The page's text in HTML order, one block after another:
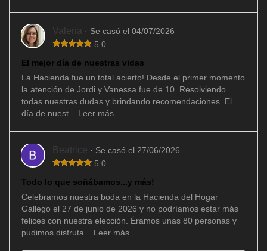
Valeria · Se casó el 04/07/2026
5.0
El mejor día de nuestras vidas
La Hacienda fue un total acierto! Desde el primer momento
la atención de Jordi y Vanessa fue de 10. Resolviendo
todas nuestras dudas y brindando recomendaciones. El
día de nuest... Leer más
Beatrice · Se casó el 27/06/2026
5.0
Todo lo que soñábamos...y más!
Celebramos nuestra boda en la Hacienda del Hogar
Gallego el 27 de junio de 2026 y no podríamos estar más
felices con nuestra elección. Éramos unas 80 personas y
pudimos disfruta... Leer más